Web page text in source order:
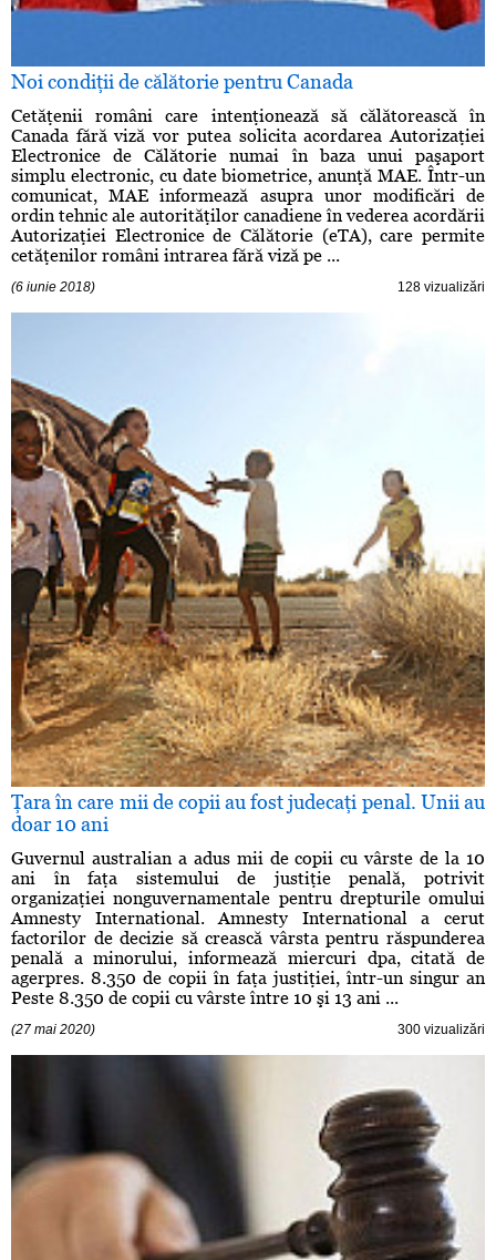
Noi condiţii de călătorie pentru Canada
Cetăţenii români care intenţionează să călătorească în
Canada fără viză vor putea solicita acordarea Autorizaţiei
Electronice de Călătorie numai în baza unui paşaport
simplu electronic, cu date biometrice, anunţă MAE. Într-un
comunicat, MAE informează asupra unor modificări de
ordin tehnic ale autorităţilor canadiene în vederea acordării
Autorizaţiei Electronice de Călătorie (eTA), care permite
cetăţenilor români intrarea fără viză pe ...
(6 iunie 2018) 128 vizualizări
Ţara în care mii de copii au fost judecaţi penal. Unii au
doar 10 ani
Guvernul australian a adus mii de copii cu vârste de la 10
ani în faţa sistemului de justiţie penală, potrivit
organizaţiei nonguvernamentale pentru drepturile omului
Amnesty International. Amnesty International a cerut
factorilor de decizie să crească vârsta pentru răspunderea
penală a minorului, informează miercuri dpa, citată de
agerpres. 8.350 de copii în faţa justiţiei, într-un singur an
Peste 8.350 de copii cu vârste între 10 şi 13 ani ...
(27 mai 2020) 300 vizualizări